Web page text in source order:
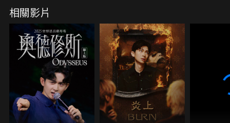
醒吧， 趁此良機，莫再猶豫，恭請蛇界至尊雙飛寶
典！ OSkomodo 還不一起加入蛇教跟著教主一起前
進!
相關影片